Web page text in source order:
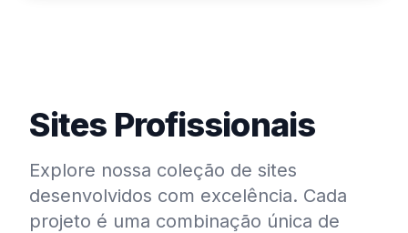
Sites Profissionais
Explore nossa coleção de sites
desenvolvidos com excelência. Cada
projeto é uma combinação única de